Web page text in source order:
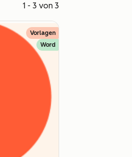
1 - 3 von 3
Vorlagen
Word